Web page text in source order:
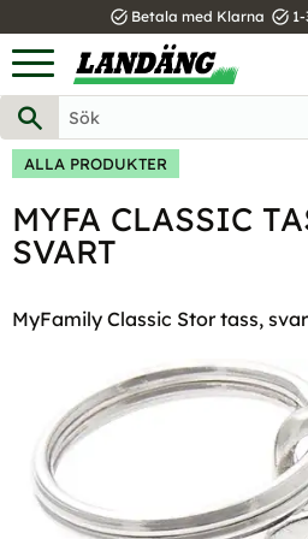
Meny
task_alt Betala med Klarna task_alt
ALLA PRODUKTER
MYFA CLASSIC
SVART
MyFamily Classic Stor tass,